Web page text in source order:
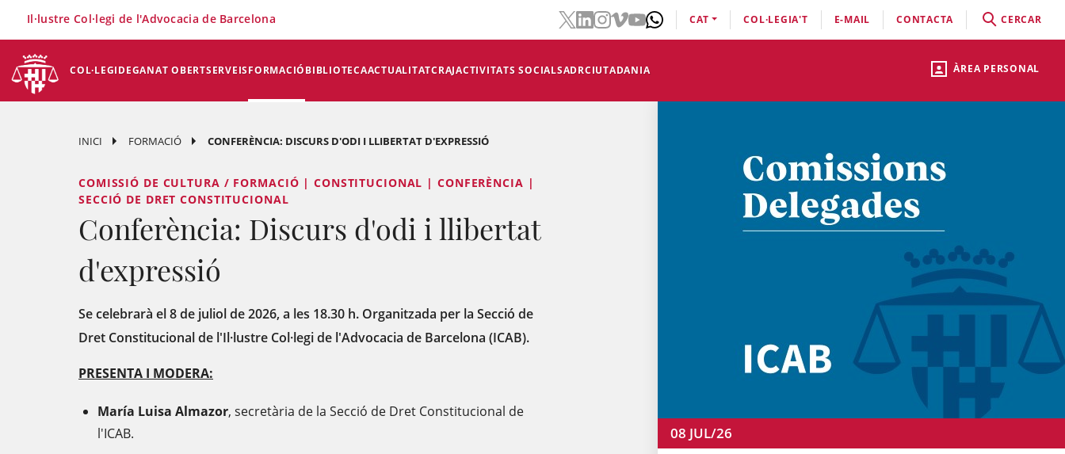
ÀREA PERSONAL
COL·LEGIDEGANAT OBERTSERVEISFORMACIÓBIBLIOTECAACTUALITATCRAJACTIVITATS SOCIALSADRCIUTADANIA
Il·lustre Col·legi de l'Advocacia de Barcelona CAT COL·LEGIA'T E-MAIL CONTACTA CERCAR
INICI FORMACIÓ CONFERÈNCIA: DISCURS D'ODI I LLIBERTAT D'EXPRESSIÓ
COMISSIÓ DE CULTURA / FORMACIÓ | CONSTITUCIONAL | CONFERÈNCIA |
SECCIÓ DE DRET CONSTITUCIONAL
Conferència: Discurs d'odi i llibertat
d'expressió
Se celebrarà el 8 de juliol de 2026, a les 18.30 h. Organitzada per la Secció de
Dret Constitucional de l'Il·lustre Col·legi de l'Advocacia de Barcelona (ICAB).
PRESENTA I MODERA:
María Luisa Almazor, secretària de la Secció de Dret Constitucional de
l'ICAB.
08 JUL/26